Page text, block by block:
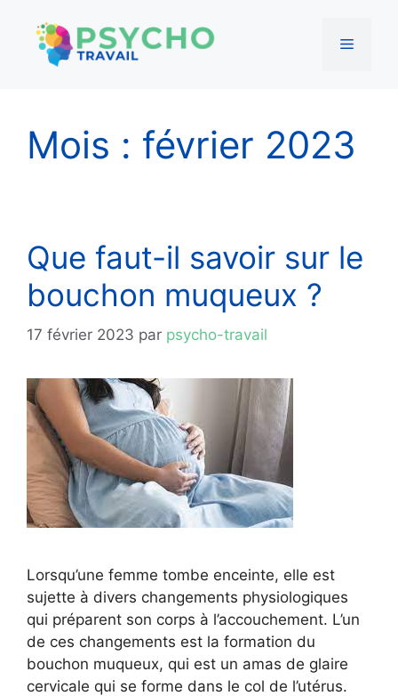
contenu
Menu
Mois : février 2023
Que faut-il savoir sur le
bouchon muqueux ?
17 février 2023 par psycho-travail
Lorsqu’une femme tombe enceinte, elle est
sujette à divers changements physiologiques
qui préparent son corps à l’accouchement. L’un
de ces changements est la formation du
bouchon muqueux, qui est un amas de glaire
cervicale qui se forme dans le col de l’utérus.